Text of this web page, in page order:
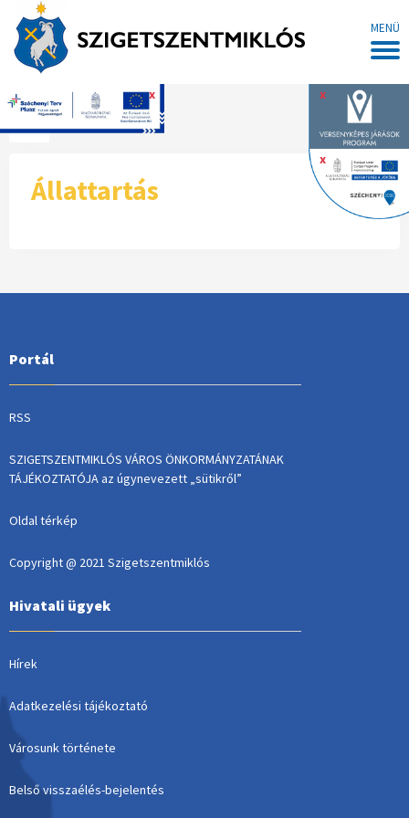
MENÜ
x
x
x
Főoldal
Állattartás
Portál
RSS
SZIGETSZENTMIKLÓS VÁROS ÖNKORMÁNYZATÁNAK
TÁJÉKOZTATÓJA az úgynevezett „sütikről”
Oldal térkép
Copyright @ 2021 Szigetszentmiklós
Hivatali ügyek
Hírek
Adatkezelési tájékoztató
Városunk története
Belső visszaélés-bejelentés